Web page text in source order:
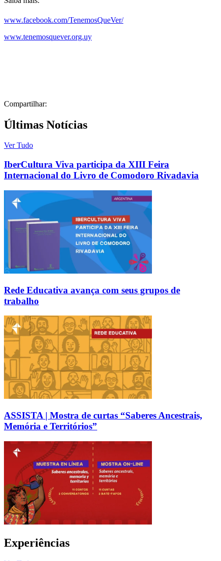
www.facebook.com/TenemosQueVer/
www.tenemosquever.org.uy
Compartilhar:
Últimas Notícias
Ver Tudo
IberCultura Viva participa da XIII Feira
Internacional do Livro de Comodoro Rivadavia
Rede Educativa avança com seus grupos de
trabalho
ASSISTA | Mostra de curtas “Saberes Ancestrais,
Memória e Territórios”
Experiências